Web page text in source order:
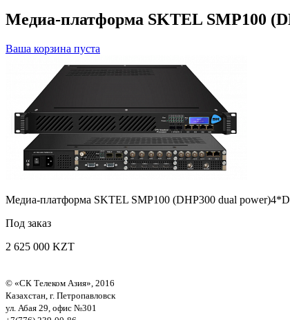
Медиа-платформа SKTEL SMP100
Ваша корзина пуста
Медиа-платформа SKTEL SMP100 (DHP300 dual
Под заказ
2 625 000 KZT
© «СК Телеком Азия», 2016
Казахстан, г. Петропавловск
ул. Абая 29, офис №301